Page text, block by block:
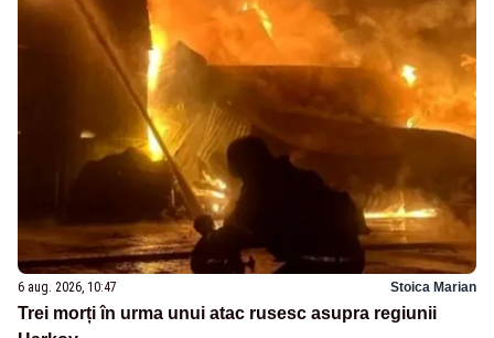
6 aug. 2026, 10:47 Stoica Marian
Trei morți în urma unui atac rusesc asupra regiunii